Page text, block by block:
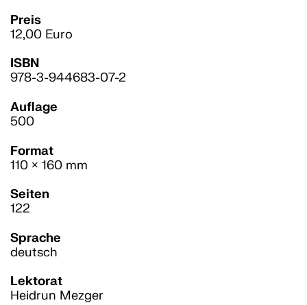
Städtische Galerie
Artothek
Kunstpreis
Team
Freundeskreis
Preis
12,00 Euro
ISBN
978-3-944683-07-2
Auflage
500
Format
110 × 160 mm
Seiten
122
Sprache
deutsch
Lektorat
Heidrun Mezger